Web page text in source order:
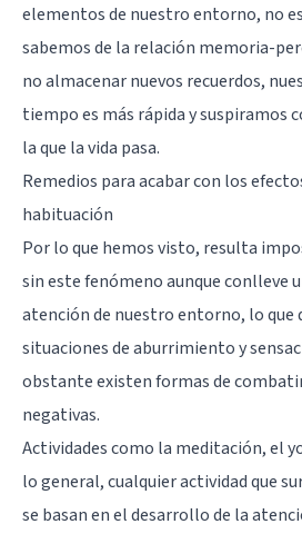
elementos de nuestro entorno, no
sabemos de la relación memoria-
no almacenar nuevos recuerdos,
tiempo es más rápida y suspiramos
la que la vida pasa.
Remedios para acabar con los
habituación
Por lo que hemos visto, resulta
sin este fenómeno aunque conlleve
atención de nuestro entorno, lo que
situaciones de aburrimiento y
obstante existen formas de
negativas.
Actividades como la meditación, el
lo general, cualquier actividad que
se basan en el desarrollo de la